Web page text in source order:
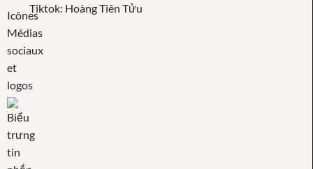
Tiktok: Hoàng Tiên Tửu